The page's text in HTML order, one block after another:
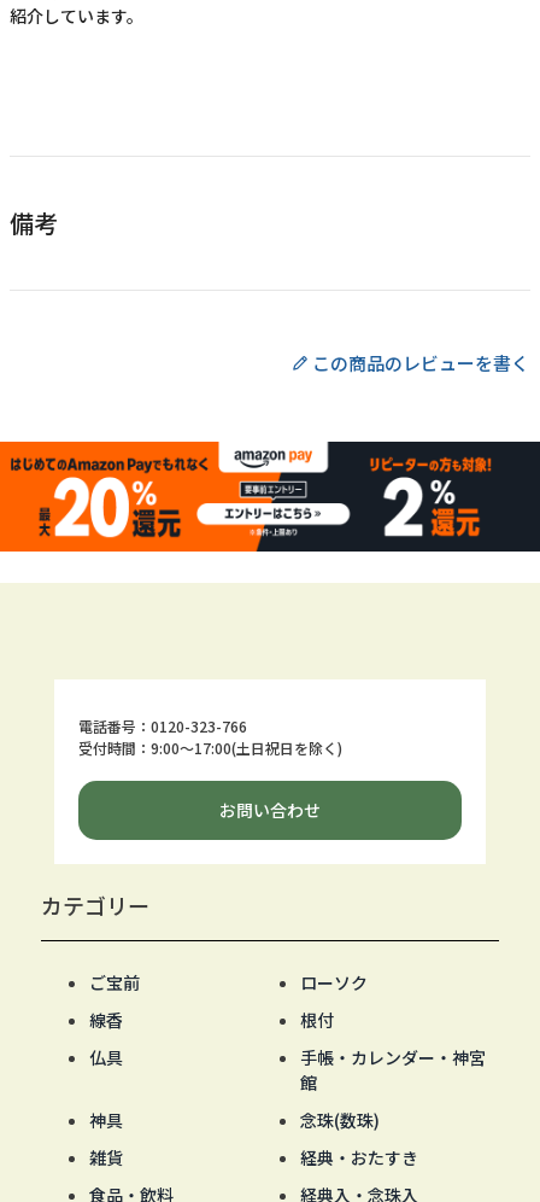
紹介しています。
備考
電話番号：0120-323-766
受付時間：9:00～17:00(土日祝日を除く)
お問い合わせ
カテゴリー
ご宝前
ローソク
線香
根付
仏具
手帳・カレンダー・神宮
館
神具
念珠(数珠)
雑貨
経典・おたすき
食品・飲料
経典入・念珠入